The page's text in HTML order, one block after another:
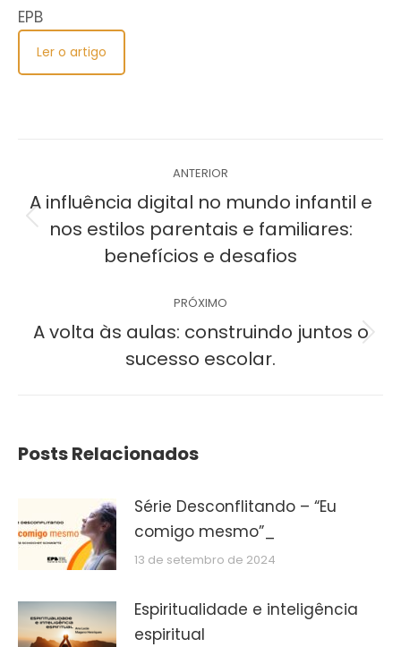
EPB
Ler o artigo
de
post:
ANTERIOR
Post
anterior:
A influência digital no mundo infantil e
nos estilos parentais e familiares:
benefícios e desafios
PRÓXIMO
Próximo
post:
A volta às aulas: construindo juntos o
sucesso escolar.
Posts Relacionados
Série Desconflitando – “Eu
comigo mesmo”_
13 de setembro de 2024
Espiritualidade e inteligência
espiritual